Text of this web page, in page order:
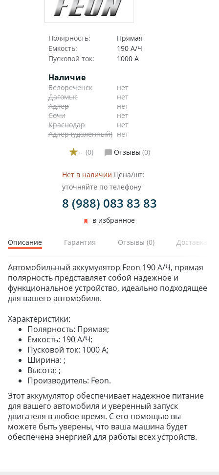
ЗИМНИЕ
ЛЕТНИЕ
ВСЕСЕЗОННЫЕ
ДЛЯ СПЕЦТЕХНИКИ
ЛИТЫЕ
ШТАМПОВАНЫЕ
ДЛЯ ГРУЗОВЫХ АВТО
ДЛЯ ЛЕГКОВЫХ АВТО
ШИНЫ
ДИСКИ
АККУМУЛЯТОРЫ
Полярность:
Прямая
Емкость:
190 А/Ч
Пусковой ток:
1000 А
Наличие
Белореченск
нет
Дагомыс
нет
Адлер
нет
Сочи
нет
Краснодар
нет
Адлер (удаленный) нет
- (0) Отзывы (0)
Нет в наличии Цена/шт:
уточняйте по телефону
8 (988) 083 83 83
в избранное
Описание Гарантия Отзывы (0) Доставка и
Автомобильный аккумулятор Feon 190 А/Ч, прямая
полярность представляет собой надежное и
функциональное устройство, идеально подходящее
для вашего автомобиля.
Характеристики:
Полярность: Прямая;
Емкость: 190 А/Ч;
Пусковой ток: 1000 А;
Ширина: ;
Высота: ;
Производитель: Feon.
Этот аккумулятор обеспечивает надежное питание
для вашего автомобиля и уверенный запуск
двигателя в любое время. С его помощью вы
можете быть уверены, что ваша машина будет
обеспечена энергией для работы всех устройств.